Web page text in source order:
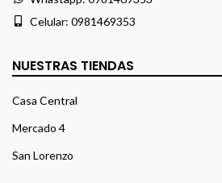
Celular: 0981469353
NUESTRAS TIENDAS
Casa Central
Mercado 4
San Lorenzo